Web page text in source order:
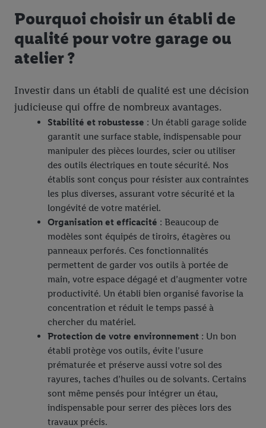
Pourquoi choisir un établi de
qualité pour votre garage ou
atelier ?
Investir dans un établi de qualité est une décision
judicieuse qui offre de nombreux avantages.
Stabilité et robustesse : Un établi garage solide
garantit une surface stable, indispensable pour
manipuler des pièces lourdes, scier ou utiliser
des outils électriques en toute sécurité. Nos
établis sont conçus pour résister aux contraintes
les plus diverses, assurant votre sécurité et la
longévité de votre matériel.
Organisation et efficacité : Beaucoup de
modèles sont équipés de tiroirs, étagères ou
panneaux perforés. Ces fonctionnalités
permettent de garder vos outils à portée de
main, votre espace dégagé et d’augmenter votre
productivité. Un établi bien organisé favorise la
concentration et réduit le temps passé à
chercher du matériel.
Protection de votre environnement : Un bon
établi protège vos outils, évite l’usure
prématurée et préserve aussi votre sol des
rayures, taches d’huiles ou de solvants. Certains
sont même pensés pour intégrer un étau,
indispensable pour serrer des pièces lors des
travaux précis.